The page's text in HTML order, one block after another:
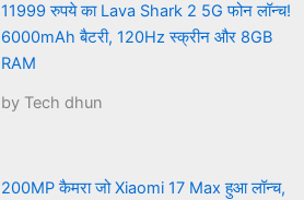
11999 रुपये का Lava Shark 2 5G फोन लॉन्च!
6000mAh बैटरी, 120Hz स्क्रीन और 8GB
RAM
by Tech dhun
200MP कैमरा जो Xiaomi 17 Max हुआ लॉन्च,